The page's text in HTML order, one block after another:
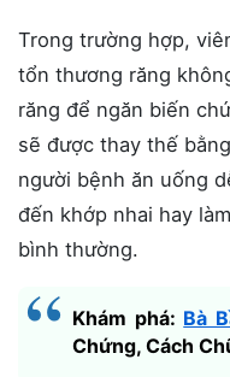
Trong trường hợp,
tổn thương răng
răng để ngăn biến
sẽ được thay thế
người bệnh ăn uống
đến khớp nhai hay
bình thường.
Khám phá: Bà
Chứng, Cách